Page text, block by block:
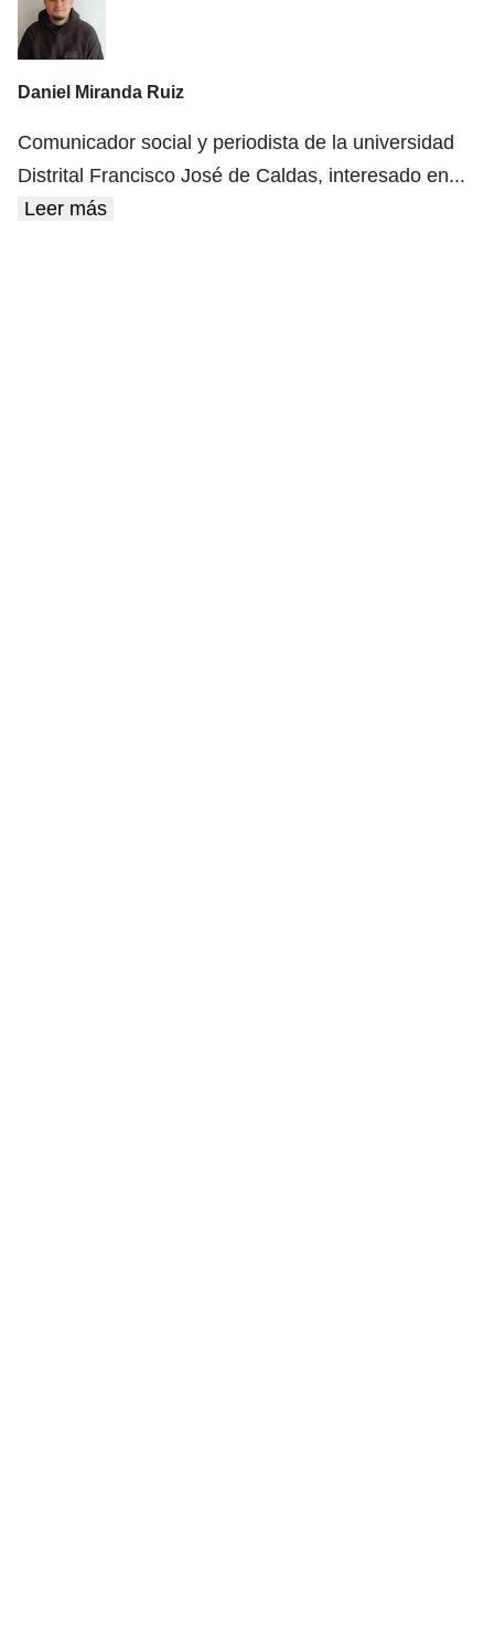
Daniel Miranda Ruiz
Comunicador social y periodista de la universidad
Distrital Francisco José de Caldas, interesado en...
Leer más